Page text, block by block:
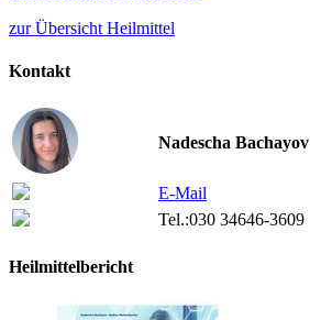
zur Übersicht Heilmittel
Kontakt
Nadescha Bachayov
E-Mail
Tel.:030 34646-3609
Heilmittelbericht